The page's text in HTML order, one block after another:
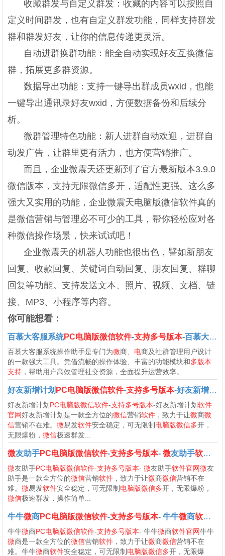
收藏群发与自定义群发：收藏的内容可以按照自
定义时间群发，也有自定义群发功能，同样支持群发
群和群发好友，让你的信息传递更灵活。
自动进群换群功能：能全自动实现好友互换微信
群，拓展更多群资源。
数据导出功能：支持一键导出群成员wxid，也能
一键导出通讯录好友wxid，方便数据备份和后续分
析。
微群管理特色功能：新人进群自动欢迎，进群自
动发广告，让群里更有活力，也方便营销推广。
而且，企业微震天还更新到了官方最新版本3.9.0
微信版本，支持无限微信多开，适配性更强。这么多
强大又实用的功能，企业微震天电脑版微信软件真的
是微信营销与管理必不可少的工具，帮你轻松应对各
种微信操作场景，快来试试吧！
企业微震天的机器人功能也很出色，譬如新朋友
回复、收款回复、关键词自动回复、朋友回复、群聊
回复等功能。支持发送文本、照片、视频、文档、链
接、MP3、小程序等内容。
你可能想看：
百慕大客服系统PC电脑版微信软件-支持多号版本-百慕大客服系统
百慕大客服系统操作助手是专门为微商、 电商及社群管理用户设计
的一款强大工具。凭借流畅的操作体验、丰富的功能模块和多版本
支持 ，帮助用户高效管理社交资源，全面提升运营效率。
好友新增计划 PC电脑版微信软件-支持多号版本-好友新增计划
好友新增计划 PC电脑版微信软件-支持多号版本-好友新增计划软件
官网好友新增计划是一款全方位的微信营销软件 ，致力于让微商微
信营销不在难。微易发软件安全稳定，可无限制 电脑版微信多开，
无限爆粉，微信极速群发...
微友助手PC电脑版微信软件-支持多号版本-微友助手软件官网
微友助手PC电脑版微信软件-支持多号版本-微友助手软件官网微友
助手是一款全方位的微信营销软件 ，致力于让微商微信营销不在
难。微易发软件安全稳定，可无限制 电脑版微信多开，无限爆粉，
微信极速群发，操作简单...
牛牛微商PC电脑版微信软件-支持多号版本- 牛牛微商软件官网
牛牛微商PC电脑版微信软件-支持多号版本- 牛牛微商软件官网牛牛
微商是一款全方位的微信营销软件 ，致力于让微商微信营销不在
难。牛牛微商软件安全稳定，可无限制 电脑版微信多开，无限爆